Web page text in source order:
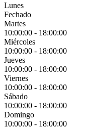
Lunes
Fechado
Martes
10:00:00 - 18:00:00
Miércoles
10:00:00 - 18:00:00
Jueves
10:00:00 - 18:00:00
Viernes
10:00:00 - 18:00:00
Sábado
10:00:00 - 18:00:00
Domingo
10:00:00 - 18:00:00